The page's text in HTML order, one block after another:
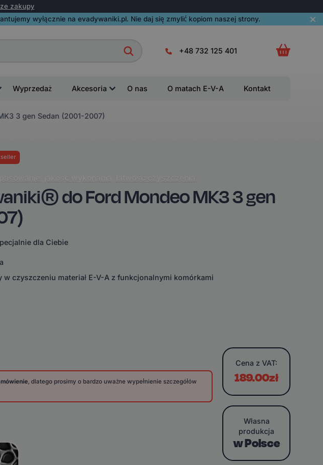
zakupy
wyłącznie na evadywaniki.pl. Nie daj się zmylić kopiom naszej strony.
+48 732 125 401
Wyprzedaż Akcesoria O nas O matach E-V-A Kontakt
3 gen Sedan (2001-2007)
jakość wykonania łatwość czyszczenia
do Ford Mondeo MK3 3 gen
dla Ciebie
w czyszczeniu materiał E-V-A z funkcjonalnymi komórkami
, dlatego prosimy o bardzo uważne wypełnienie szczegółów
Cena z VAT:
189.00zł
Własna
produkcja
w Polsce